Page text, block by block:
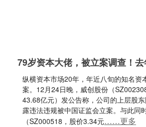
79岁资本大佬，被立案调查！
纵横资本市场20年，年近八旬的知名资
案。12月24日晚，威创股份（
43.68亿元）发公告称，公司的上层股
露违法违规被中国证监会立案。与此同
（SZ000518，股价3.34元……更多